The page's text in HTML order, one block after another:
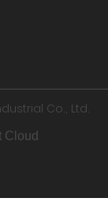
Co., Ltd.
Cloud